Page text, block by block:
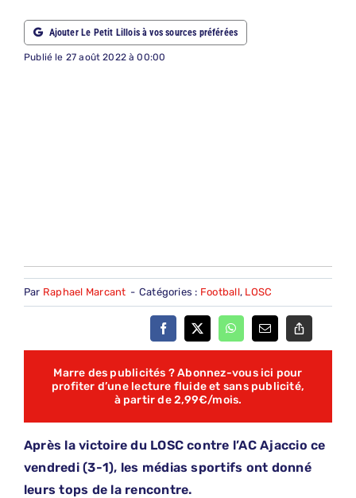
Ajouter Le Petit Lillois à vos sources préférées
Publié le 27 août 2022 à 00:00
Par Raphael Marcant - Catégories : Football, LOSC
Marre des publicités ? Abonnez-vous ici pour
profiter d’une lecture fluide et sans publicité,
à partir de 2,99€/mois.
Après la victoire du LOSC contre l’AC Ajaccio ce
vendredi (3-1), les médias sportifs ont donné
leurs tops de la rencontre.